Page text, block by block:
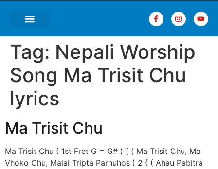
Tag: Nepali Worship
Song Ma Trisit Chu
lyrics
Ma Trisit Chu
Ma Trisit Chu ( 1st Fret G = G# ) [ ( Ma Trisit Chu, Ma
Vhoko Chu, Malai Tripta Parnuhos ) 2 { ( Ahau Pabitra